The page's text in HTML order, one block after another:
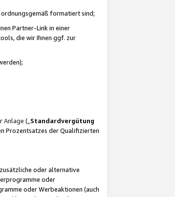
formatiert sind;
Partner-Link in einer
die wir Ihnen ggf. zur
Anlage („ Standardvergütung
Prozentsatzes der Qualifizierten
oder alternative
oder
oder Werbeaktionen (auch